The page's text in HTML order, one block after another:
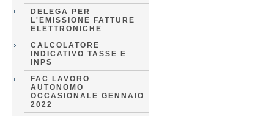
DELEGA PER
L'EMISSIONE FATTURE
ELETTRONICHE
CALCOLATORE
INDICATIVO TASSE E
INPS
FAC LAVORO
AUTONOMO
OCCASIONALE GENNAIO
2022